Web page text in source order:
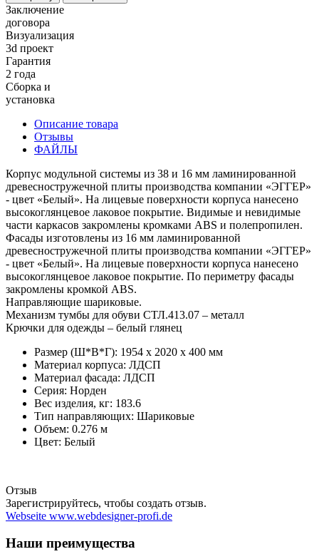
Заключение
договора
Визуализация
3d проект
Гарантия
2 года
Сборка и
установка
Описание товара
Отзывы
ФАЙЛЫ
Корпус модульной системы из 38 и 16 мм ламинированной
древесностружечной плиты производства компании «ЭГГЕР»
- цвет «Белый». На лицевые поверхности корпуса нанесено
высокоглянцевое лаковое покрытие. Видимые и невидимые
части каркасов закромлены кромками ABS и полепропилен.
Фасады изготовлены из 16 мм ламинированной
древесностружечной плиты производства компании «ЭГГЕР»
- цвет «Белый». На лицевые поверхности корпуса нанесено
высокоглянцевое лаковое покрытие. По периметру фасады
закромлены кромкой ABS.
Направляющие шариковые.
Механизм тумбы для обуви СТЛ.413.07 – металл
Крючки для одежды – белый глянец
Размер (Ш*В*Г): 1954 x 2020 x 400 мм
Материал корпуса: ЛДСП
Материал фасада: ЛДСП
Серия: Норден
Вес изделия, кг: 183.6
Тип направляющих: Шариковые
Объем: 0.276 м
Цвет: Белый
Отзыв
Зарегистрируйтесь, чтобы создать отзыв.
Webseite www.webdesigner-profi.de
Наши преимущества